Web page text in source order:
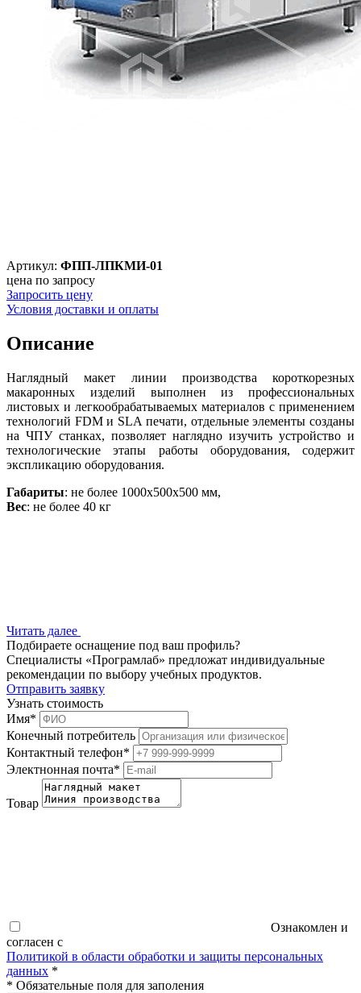
Артикул: ФПП-ЛПКМИ-01
цена по запросу
Запросить цену
Условия доставки и оплаты
Описание
Наглядный макет линии производства короткорезных
макаронных изделий выполнен из профессиональных
листовых и легкообрабатываемых материалов с применением
технологий FDM и SLA печати, отдельные элементы созданы
на ЧПУ станках, позволяет наглядно изучить устройство и
технологические этапы работы оборудования, содержит
экспликацию оборудования.
Габариты: не более 1000х500х500 мм,
Вес: не более 40 кг
Читать далее
Подбираете оснащение под ваш профиль?
Специалисты «Програмлаб» предложат индивидуальные
рекомендации по выбору учебных продуктов.
Отправить заявку
Узнать стоимость
Имя*
Конечный потребитель
Контактный телефон*
Электнонная почта*
Товар
Ознакомлен и
согласен с
Политикой в области обработки и защиты персональных
данных *
* Обязательные поля для заполения